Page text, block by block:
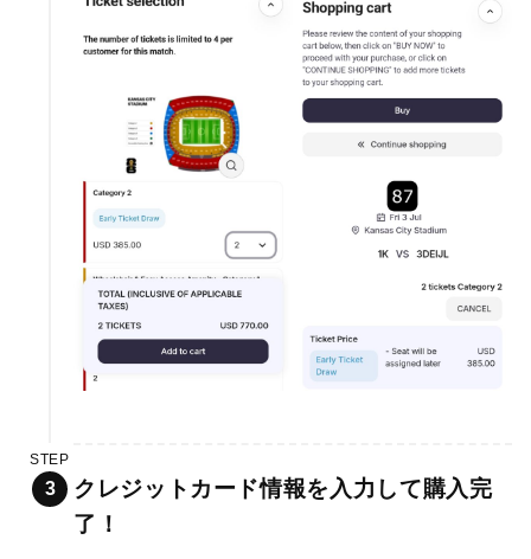
STEP
クレジットカード情報を入力して購入完
了！